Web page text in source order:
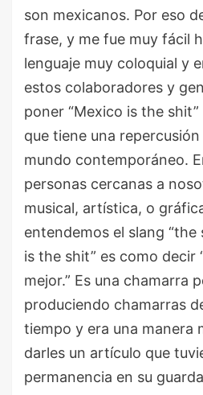
son mexicanos. Por eso
frase, y me fue muy fácil
lenguaje muy coloquial y
estos colaboradores y
poner “Mexico is the
que tiene una
mundo contemporáneo.
personas cercanas a
musical, artística, o
entendemos el slang “the
is the shit” es como decir
mejor.” Es una chamarra
produciendo chamarras
tiempo y era una manera
darles un artículo que
permanencia en su